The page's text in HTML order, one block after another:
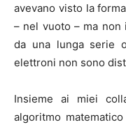
avevano visto la
– nel vuoto – ma non
da una lunga serie
elettroni non sono
Insieme ai miei
algoritmo